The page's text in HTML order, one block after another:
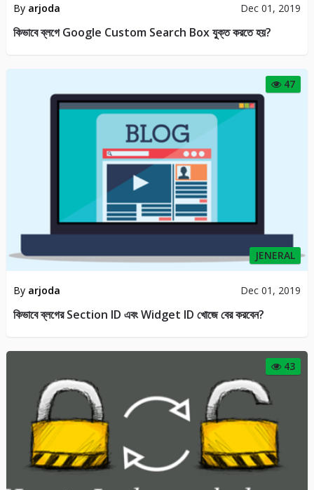
By arjoda Dec 01, 2019
কিভাবে ব্লগে Google Custom Search Box যুক্ত করতে হয়?
47
JENERAL
By arjoda Dec 01, 2019
কিভাবে ব্লগের Section ID এবং Widget ID খোজে বের করবেন?
43